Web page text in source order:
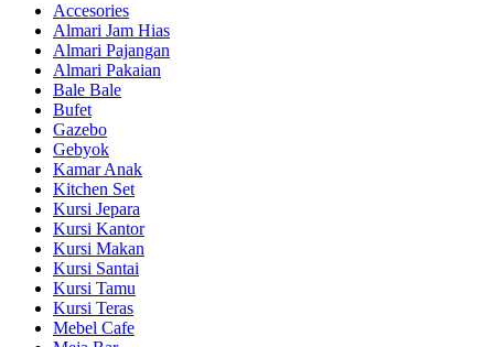
Accesories
Almari Jam Hias
Almari Pajangan
Almari Pakaian
Bale Bale
Bufet
Gazebo
Gebyok
Kamar Anak
Kitchen Set
Kursi Jepara
Kursi Kantor
Kursi Makan
Kursi Santai
Kursi Tamu
Kursi Teras
Mebel Cafe